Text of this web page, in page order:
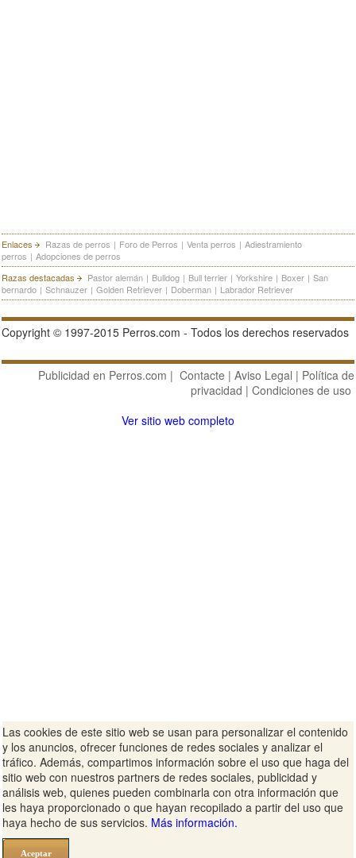
Enlaces Razas de perros | Foro de Perros | Venta perros | Adiestramiento
perros | Adopciones de perros
Razas destacadas
Pastor alemán | Bulldog | Bull terrier | Yorkshire | Boxer | San
bernardo | Schnauzer | Golden Retriever | Doberman | Labrador Retriever
Copyright © 1997-2015 Perros.com - Todos los derechos reservados
Publicidad en Perros.com | Contacte | Aviso Legal | Política de
privacidad | Condiciones de uso
Ver sitio web completo
Las cookies de este sitio web se usan para personalizar el contenido
y los anuncios, ofrecer funciones de redes sociales y analizar el
tráfico. Además, compartimos información sobre el uso que haga del
sitio web con nuestros partners de redes sociales, publicidad y
análisis web, quienes pueden combinarla con otra información que
les haya proporcionado o que hayan recopilado a partir del uso que
haya hecho de sus servicios. Más información.